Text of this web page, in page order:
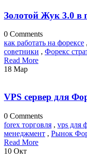
Золотой Жук 3.0 в
0 Comments
как работать на форексе ,
советники , Форекс
Read More
18 Мар
VPS сервер для
0 Comments
forex торговля , vps для
менеджмент , Рынок
Read More
10 Окт